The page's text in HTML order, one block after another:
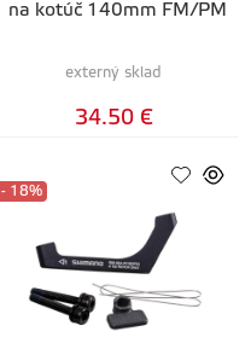
na kotúč 140mm FM/PM
externý sklad
34.50 €
- 18%